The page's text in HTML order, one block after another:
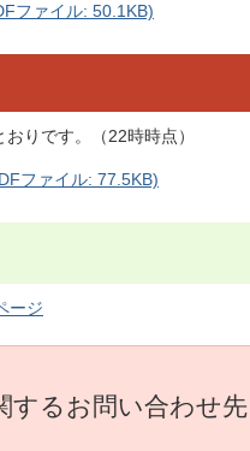
ファイル: 50.1KB)
りです。（22時時点）
ファイル: 77.5KB)
ージ
するお問い合わせ先